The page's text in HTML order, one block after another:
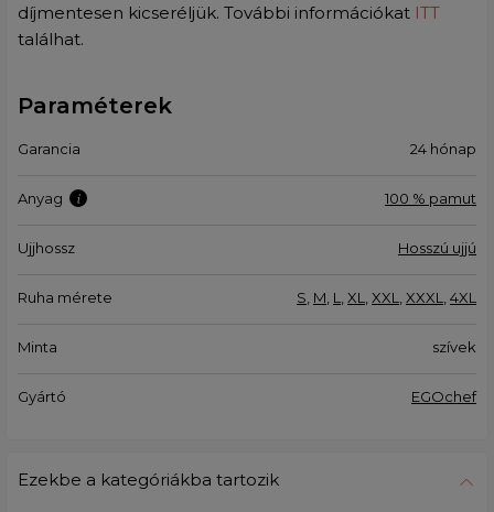
díjmentesen kicseréljük. További információkat ITT
találhat.
Paraméterek
Garancia 24 hónap
Anyag 100 % pamut
Ujjhossz Hosszú ujjú
Ruha mérete S M L XL XXL XXXL 4XL
Minta szívek
Gyártó EGOchef
Ezekbe a kategóriákba tartozik